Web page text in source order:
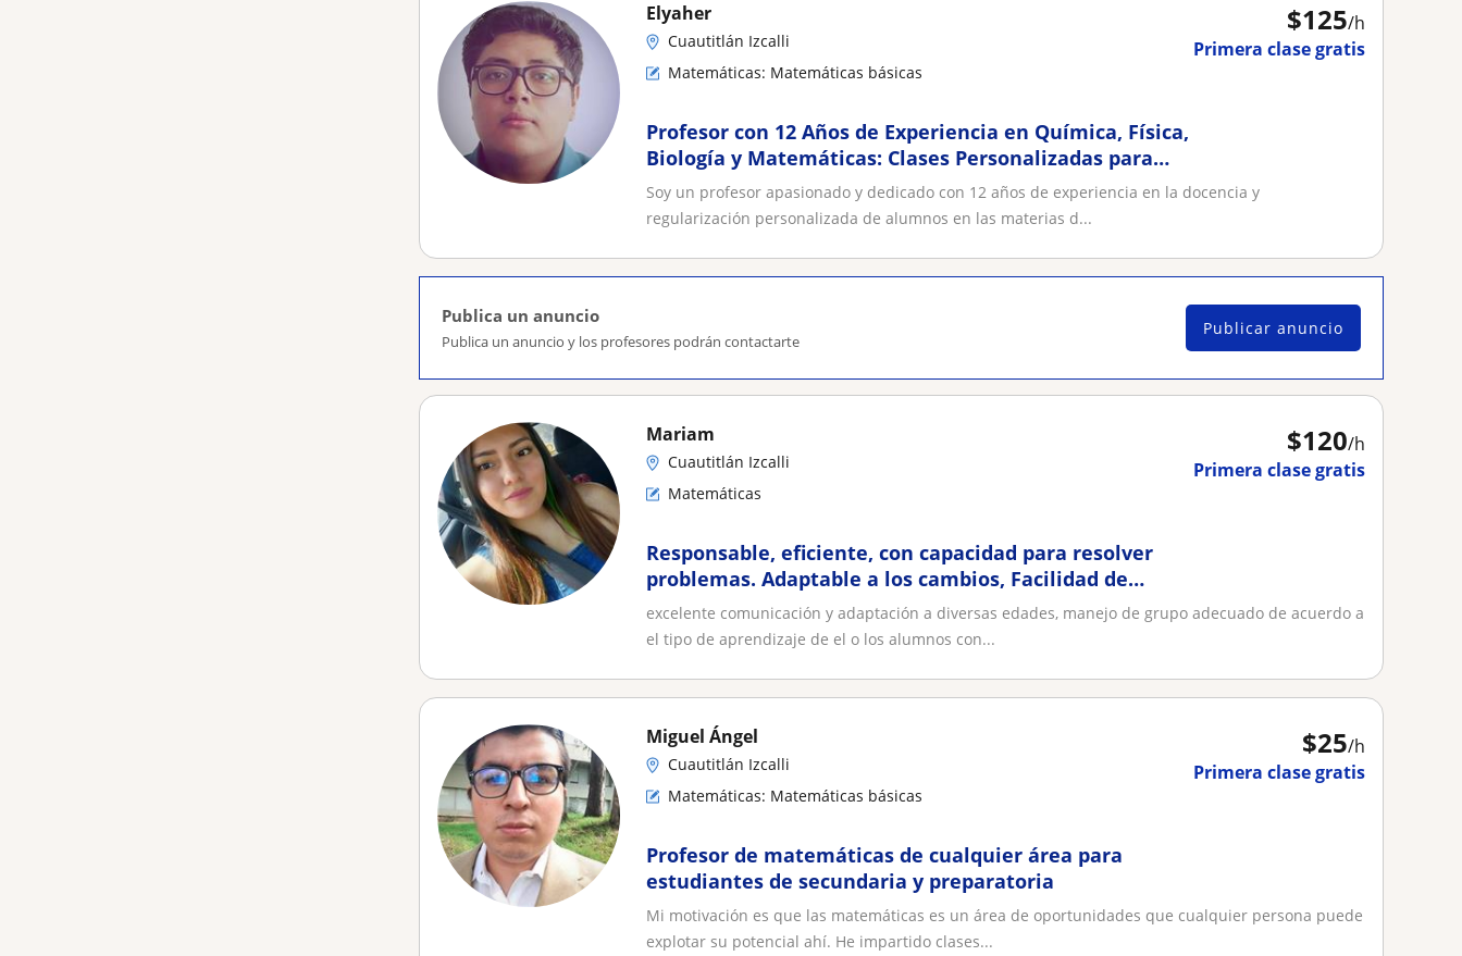
$125/h
Primera clase gratis
Elyaher
Cuautitlán Izcalli
Matemáticas: Matemáticas básicas
Profesor con 12 Años de Experiencia en Química, Física,
Biología y Matemáticas: Clases Personalizadas para
Todos los Niveles
Soy un profesor apasionado y dedicado con 12 años de experiencia en la docencia y
regularización personalizada de alumnos en las materias d...
Publica un anuncio
Publica un anuncio y los profesores podrán contactarte
Publicar anuncio
$120/h
Primera clase gratis
Mariam
Cuautitlán Izcalli
Matemáticas
Responsable, eficiente, con capacidad para resolver
problemas. Adaptable a los cambios, Facilidad de
palabra en la comunicación
excelente comunicación y adaptación a diversas edades, manejo de grupo adecuado de acuerdo a
el tipo de aprendizaje de el o los alumnos con...
$25/h
Primera clase gratis
Miguel Ángel
Cuautitlán Izcalli
Matemáticas: Matemáticas básicas
Profesor de matemáticas de cualquier área para
estudiantes de secundaria y preparatoria
Mi motivación es que las matemáticas es un área de oportunidades que cualquier persona puede
explotar su potencial ahí. He impartido clases...